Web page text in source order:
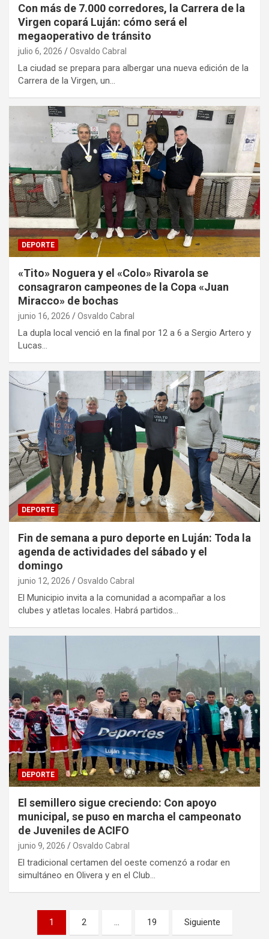
Con más de 7.000 corredores, la Carrera de la
Virgen copará Luján: cómo será el
megaoperativo de tránsito
julio 6, 2026 Osvaldo Cabral
La ciudad se prepara para albergar una nueva edición de la
Carrera de la Virgen, un…
DEPORTE
«Tito» Noguera y el «Colo» Rivarola se
consagraron campeones de la Copa «Juan
Miracco» de bochas
junio 16, 2026 Osvaldo Cabral
La dupla local venció en la final por 12 a 6 a Sergio Artero y
Lucas…
DEPORTE
Fin de semana a puro deporte en Luján: Toda la
agenda de actividades del sábado y el
domingo
junio 12, 2026 Osvaldo Cabral
El Municipio invita a la comunidad a acompañar a los
clubes y atletas locales. Habrá partidos…
DEPORTE
El semillero sigue creciendo: Con apoyo
municipal, se puso en marcha el campeonato
de Juveniles de ACIFO
junio 9, 2026 Osvaldo Cabral
El tradicional certamen del oeste comenzó a rodar en
simultáneo en Olivera y en el Club…
Paginación
1 2 … 19 Siguiente